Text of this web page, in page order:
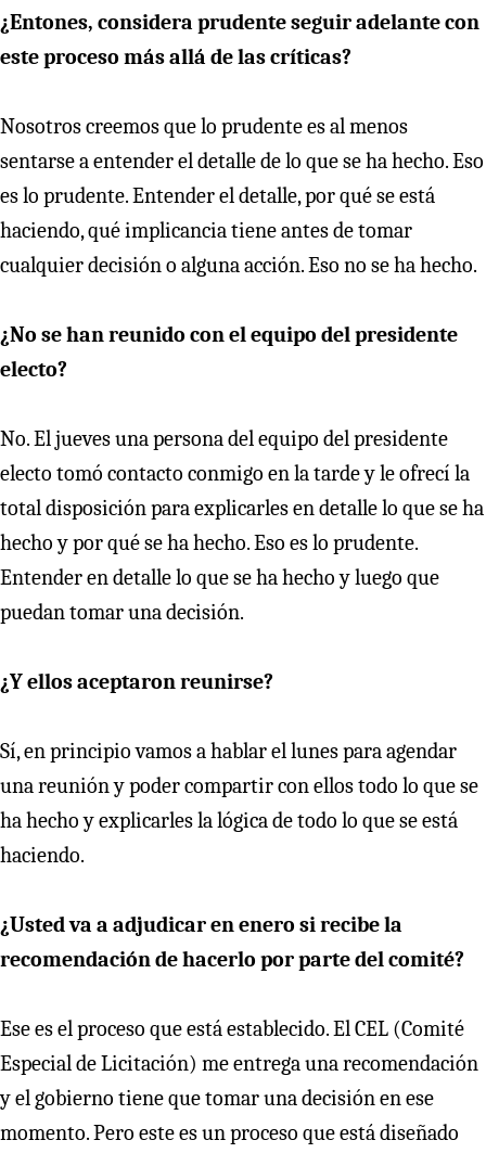
¿Entones, considera prudente seguir adelante con
este proceso más allá de las críticas?
Nosotros creemos que lo prudente es al menos
sentarse a entender el detalle de lo que se ha hecho. Eso
es lo prudente. Entender el detalle, por qué se está
haciendo, qué implicancia tiene antes de tomar
cualquier decisión o alguna acción. Eso no se ha hecho.
¿No se han reunido con el equipo del presidente
electo?
No. El jueves una persona del equipo del presidente
electo tomó contacto conmigo en la tarde y le ofrecí la
total disposición para explicarles en detalle lo que se ha
hecho y por qué se ha hecho. Eso es lo prudente.
Entender en detalle lo que se ha hecho y luego que
puedan tomar una decisión.
¿Y ellos aceptaron reunirse?
Sí, en principio vamos a hablar el lunes para agendar
una reunión y poder compartir con ellos todo lo que se
ha hecho y explicarles la lógica de todo lo que se está
haciendo.
¿Usted va a adjudicar en enero si recibe la
recomendación de hacerlo por parte del comité?
Ese es el proceso que está establecido. El CEL (Comité
Especial de Licitación) me entrega una recomendación
y el gobierno tiene que tomar una decisión en ese
momento. Pero este es un proceso que está diseñado